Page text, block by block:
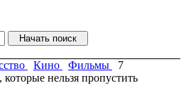
Кино Фильмы
7
нельзя пропустить